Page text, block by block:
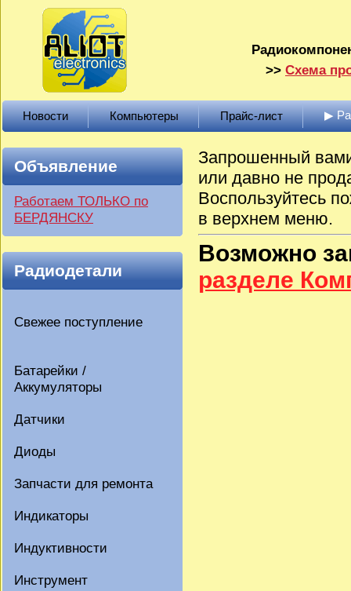
>> Схема
Новости Компьютеры Прайс-лист ▶
Объявление
Работаем ТОЛЬКО по
БЕРДЯНСКУ
Радиодетали
Свежее поступление
Батарейки /
Аккумуляторы
Датчики
Диоды
Запчасти для ремонта
Индикаторы
Индуктивности
Инструмент
Запрошенный
или давно не
Воспользуйтесь
в верхнем меню.
Возможно
разделе